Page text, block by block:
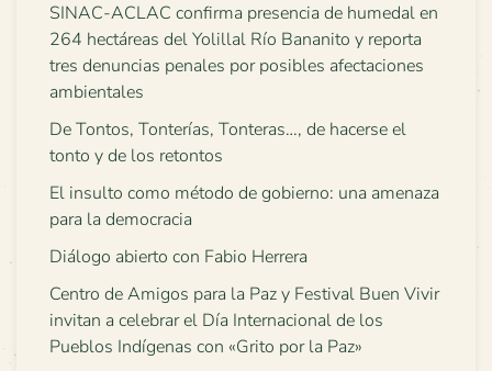
SINAC-ACLAC confirma presencia de humedal en
264 hectáreas del Yolillal Río Bananito y reporta
tres denuncias penales por posibles afectaciones
ambientales
De Tontos, Tonterías, Tonteras…, de hacerse el
tonto y de los retontos
El insulto como método de gobierno: una amenaza
para la democracia
Diálogo abierto con Fabio Herrera
Centro de Amigos para la Paz y Festival Buen Vivir
invitan a celebrar el Día Internacional de los
Pueblos Indígenas con «Grito por la Paz»